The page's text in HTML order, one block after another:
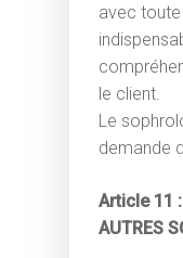
avec
le client.
Le
demande
Article 11 :
AUTRES